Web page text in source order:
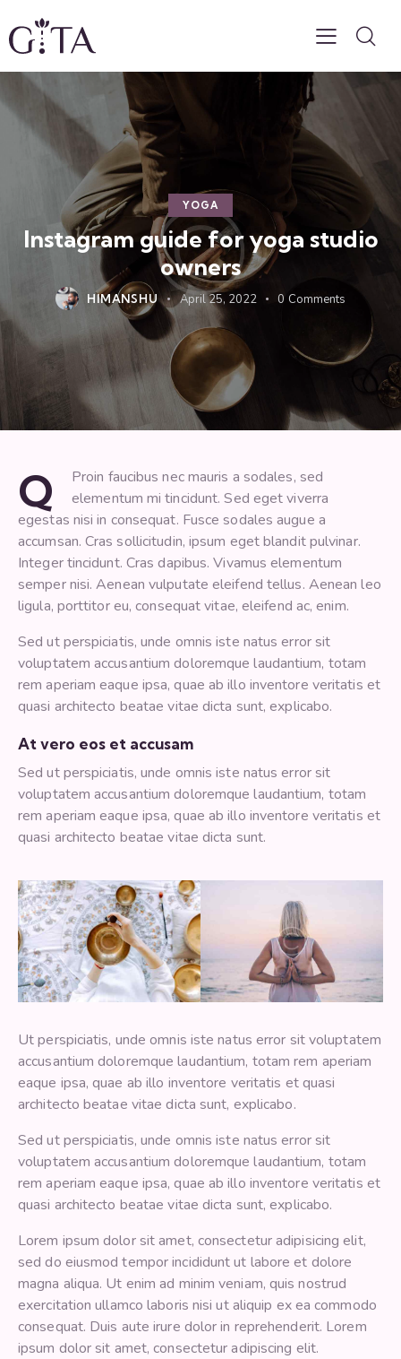
YOGA
Instagram guide for yoga studio
owners
HIMANSHU April 25, 2022 0 Comments
Q
Proin faucibus nec mauris a sodales, sed
elementum mi tincidunt. Sed eget viverra
egestas nisi in consequat. Fusce sodales augue a
accumsan. Cras sollicitudin, ipsum eget blandit pulvinar.
Integer tincidunt. Cras dapibus. Vivamus elementum
semper nisi. Aenean vulputate eleifend tellus. Aenean leo
ligula, porttitor eu, consequat vitae, eleifend ac, enim.
Sed ut perspiciatis, unde omnis iste natus error sit
voluptatem accusantium doloremque laudantium, totam
rem aperiam eaque ipsa, quae ab illo inventore veritatis et
quasi architecto beatae vitae dicta sunt, explicabo.
At vero eos et accusam
Sed ut perspiciatis, unde omnis iste natus error sit
voluptatem accusantium doloremque laudantium, totam
rem aperiam eaque ipsa, quae ab illo inventore veritatis et
quasi architecto beatae vitae dicta sunt.
Ut perspiciatis, unde omnis iste natus error sit voluptatem
accusantium doloremque laudantium, totam rem aperiam
eaque ipsa, quae ab illo inventore veritatis et quasi
architecto beatae vitae dicta sunt, explicabo.
Sed ut perspiciatis, unde omnis iste natus error sit
voluptatem accusantium doloremque laudantium, totam
rem aperiam eaque ipsa, quae ab illo inventore veritatis et
quasi architecto beatae vitae dicta sunt, explicabo.
Lorem ipsum dolor sit amet, consectetur adipisicing elit,
sed do eiusmod tempor incididunt ut labore et dolore
magna aliqua. Ut enim ad minim veniam, quis nostrud
exercitation ullamco laboris nisi ut aliquip ex ea commodo
consequat. Duis aute irure dolor in reprehenderit. Lorem
ipsum dolor sit amet, consectetur adipiscing elit.